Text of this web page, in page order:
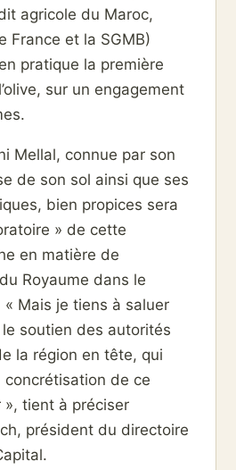
agricole du Maroc,
France et la SGMB)
pratique la première
sur un engagement
Mellal, connue par son
de son sol ainsi que ses
bien propices sera
» de cette
en matière de
Royaume dans le
Mais je tiens à saluer
le soutien des autorités
la région en tête, qui
de ce
», tient à préciser
président du directoire